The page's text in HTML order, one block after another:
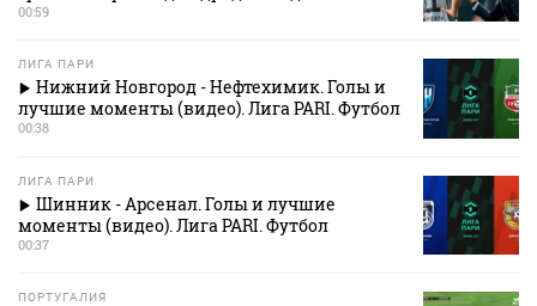
00:59
ЛИГА ПАРИ
Нижний Новгород - Нефтехимик. Голы и
лучшие моменты (видео). Лига PARI. Футбол
00:38
ЛИГА ПАРИ
Шинник - Арсенал. Голы и лучшие
моменты (видео). Лига PARI. Футбол
00:37
ПОРТУГАЛИЯ